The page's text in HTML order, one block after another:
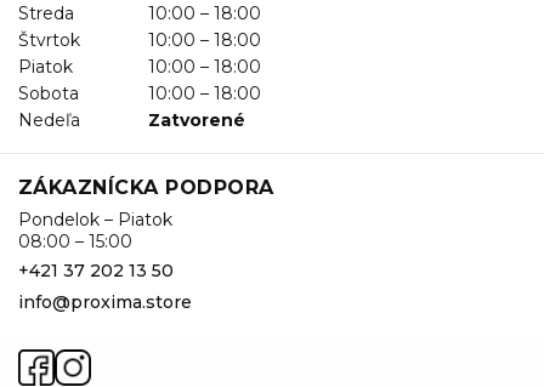
Streda
10:00 – 18:00
Štvrtok
10:00 – 18:00
Piatok
10:00 – 18:00
Sobota
10:00 – 18:00
Nedeľa
Zatvorené
ZÁKAZNÍCKA PODPORA
Pondelok – Piatok
08:00 – 15:00
+421 37 202 13 50
info@proxima.store